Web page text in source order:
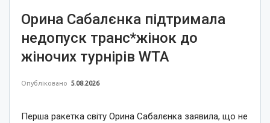
Орина Сабалєнка підтримала
недопуск транс*жінок до
жіночих турнірів WTA
Опубліковано 5.08.2026
Перша ракетка світу Орина Сабалєнка заявила, що не